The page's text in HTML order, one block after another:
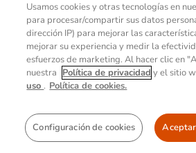
CASOS DE ÉXITO
Company
Sustainability
Usamos cookies y otras tecnologías en
para procesar/compartir sus datos
dirección IP) para mejorar las
mejorar su experiencia y medir la
esfuerzos de marketing. Al hacer clic en
nuestra Política de privacidad y el sitio
uso . Política de cookies.
Configuración de cookies